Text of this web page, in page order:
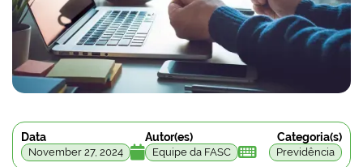
Data
November 27, 2024 
Autor(es)
Equipe da FASC 
Categoria(s)
Previdência